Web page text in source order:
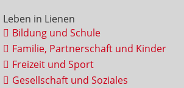
Leben in Lienen
Bildung und Schule
Familie, Partnerschaft und Kinder
Freizeit und Sport
Gesellschaft und Soziales